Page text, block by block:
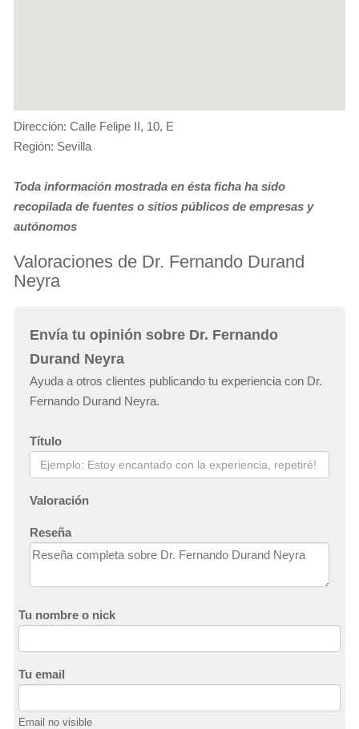
Dirección: Calle Felipe II, 10, E
Región: Sevilla
Toda información mostrada en ésta ficha ha sido
recopilada de fuentes o sitios públicos de empresas y
autónomos
Valoraciones de Dr. Fernando Durand
Neyra
Envía tu opinión sobre Dr. Fernando
Durand Neyra
Ayuda a otros clientes publicando tu experiencia con Dr.
Fernando Durand Neyra.
Título
Valoración
Reseña
Tu nombre o nick
Tu email
Email no visible